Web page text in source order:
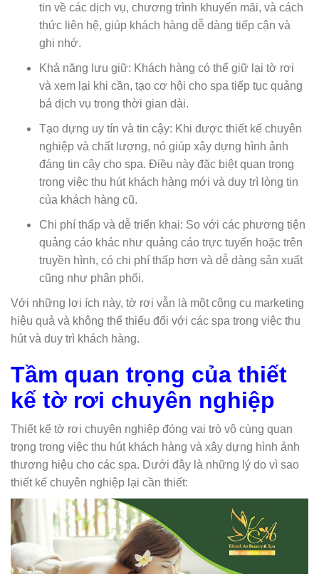
tin về các dịch vụ, chương trình khuyến mãi, và cách
thức liên hệ, giúp khách hàng dễ dàng tiếp cận và
ghi nhớ.
Khả năng lưu giữ: Khách hàng có thể giữ lại tờ rơi
và xem lại khi cần, tạo cơ hội cho spa tiếp tục quảng
bá dịch vụ trong thời gian dài.
Tạo dựng uy tín và tin cậy: Khi được thiết kế chuyên
nghiệp và chất lượng, nó giúp xây dựng hình ảnh
đáng tin cậy cho spa. Điều này đặc biệt quan trọng
trong việc thu hút khách hàng mới và duy trì lòng tin
của khách hàng cũ.
Chi phí thấp và dễ triển khai: So với các phương tiện
quảng cáo khác như quảng cáo trực tuyến hoặc trên
truyền hình, có chi phí thấp hơn và dễ dàng sản xuất
cũng như phân phối.
Với những lợi ích này, tờ rơi vẫn là một công cụ marketing
hiệu quả và không thể thiếu đối với các spa trong việc thu
hút và duy trì khách hàng.
Tầm quan trọng của thiết
kế tờ rơi chuyên nghiệp
Thiết kế tờ rơi chuyên nghiệp đóng vai trò vô cùng quan
trọng trong việc thu hút khách hàng và xây dựng hình ảnh
thương hiệu cho các spa. Dưới đây là những lý do vì sao
thiết kế chuyên nghiệp lại cần thiết: